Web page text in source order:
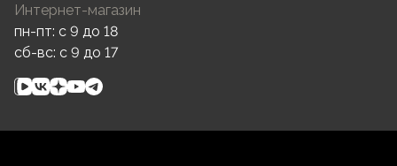
Интернет-магазин
пн-пт: c 9 до 18
сб-вс: c 9 до 17